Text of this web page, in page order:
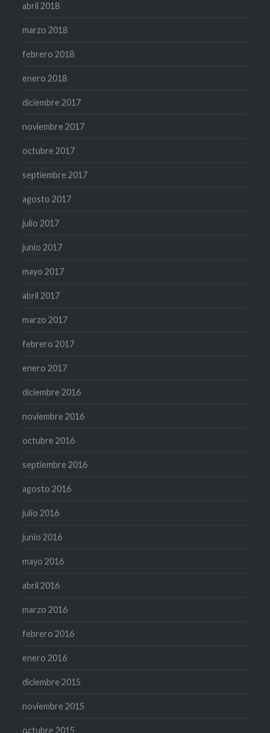
abril 2018
marzo 2018
febrero 2018
enero 2018
diciembre 2017
noviembre 2017
octubre 2017
septiembre 2017
agosto 2017
julio 2017
junio 2017
mayo 2017
abril 2017
marzo 2017
febrero 2017
enero 2017
diciembre 2016
noviembre 2016
octubre 2016
septiembre 2016
agosto 2016
julio 2016
junio 2016
mayo 2016
abril 2016
marzo 2016
febrero 2016
enero 2016
diciembre 2015
noviembre 2015
octubre 2015